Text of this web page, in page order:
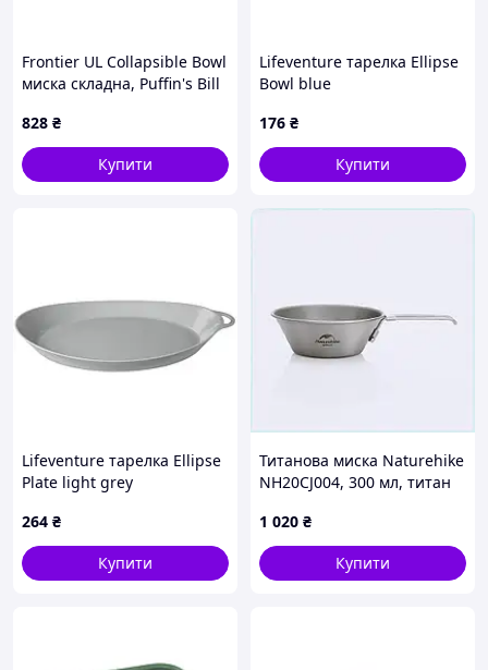
Frontier UL Collapsible Bowl
миска складна, Puffin's Bill
828 ₴
Купити
Lifeventure тарелка Ellipse
Bowl blue
176 ₴
Купити
Lifeventure тарелка Ellipse
Plate light grey
264 ₴
Купити
Титанова миска Naturehike
NH20CJ004, 300 мл, титан
1 020 ₴
Купити